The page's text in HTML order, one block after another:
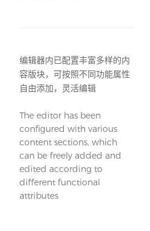
编辑器内已配置丰富多样的内
容版块，可按照不同功能属性
自由添加，灵活编辑
The editor has been
configured with various
content sections, which
can be freely added and
edited according to
different functional
attributes